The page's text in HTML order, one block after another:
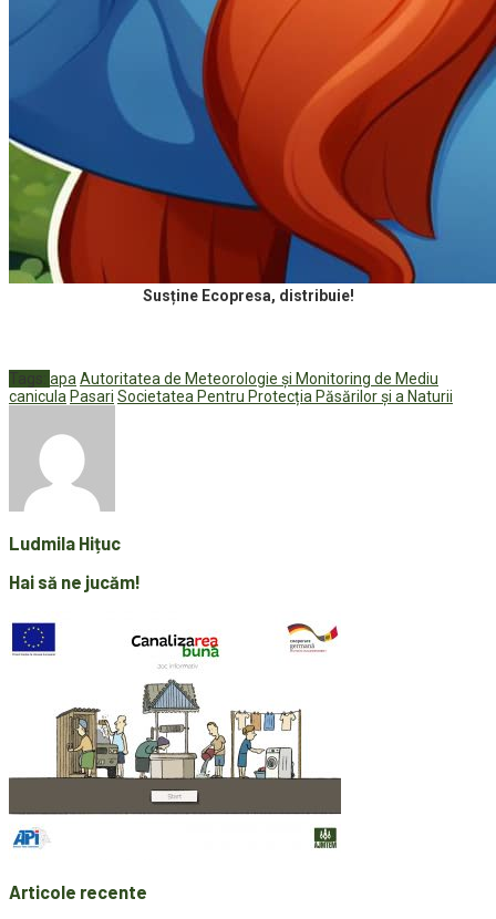
Susține Ecopresa, distribuie!
Tags: apa Autoritatea de Meteorologie și Monitoring de Mediu
canicula Pasari Societatea Pentru Protecția Păsărilor și a Naturii
Ludmila Hițuc
Hai să ne jucăm!
Articole recente